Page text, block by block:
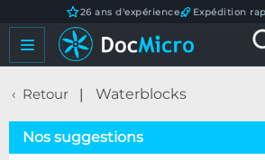
26 ans d'expérience Expédition
Retour Waterblocks
Nos suggestions